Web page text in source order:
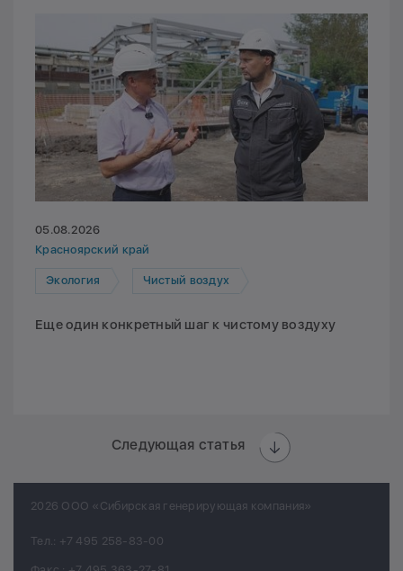
05.08.2026
Красноярский край
Экология Чистый воздух
Еще один конкретный шаг к чистому воздуху
Следующая статья
2026 ООО «Сибирская генерирующая компания»
Тел.: +7 495 258-83-00